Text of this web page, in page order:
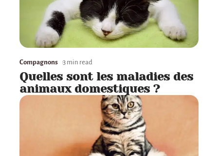
Compagnons 3 min read
Quelles sont les maladies des
animaux domestiques ?